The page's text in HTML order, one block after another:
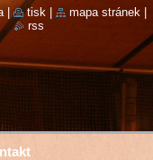
| tisk mapa stránek
rss